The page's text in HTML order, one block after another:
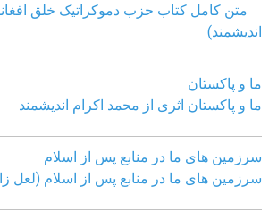
متن کامل کتاب حزب دموکراتیک خلق
اندیشمند)
ما و پاکستان
ما و پاکستان اثری از محمد اکرام اندیشمند
سرزمین های ما در منابع پس از اسلام
سرزمین های ما در منابع پس از اسلام (لعل